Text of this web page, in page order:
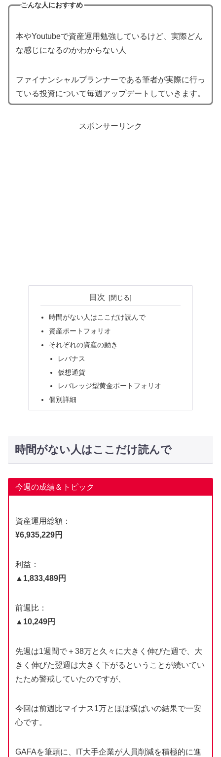
こんな人におすすめ
本やYoutubeで資産運用勉強しているけど、実際どん
な感じになるのかわからない人
ファイナンシャルプランナーである筆者が実際に行っ
ている投資について毎週アップデートしていきます。
スポンサーリンク
目次
時間がない人はここだけ読んで
資産ポートフォリオ
それぞれの資産の動き
レバナス
仮想通貨
レバレッジ型黄金ポートフォリオ
個別詳細
時間がない人はここだけ読んで
今週の成績＆トピック
資産運用総額：
¥6,935,229円
利益：
▲1,833,489円
前週比：
▲10,249円
先週は1週間で＋38万と久々に大きく伸びた週で、大
きく伸びた翌週は大きく下がるということが続いてい
たため警戒していたのですが、
今回は前週比マイナス1万とほぼ横ばいの結果で一安
心です。
GAFAを筆頭に、IT大手企業が人員削減を積極的に進